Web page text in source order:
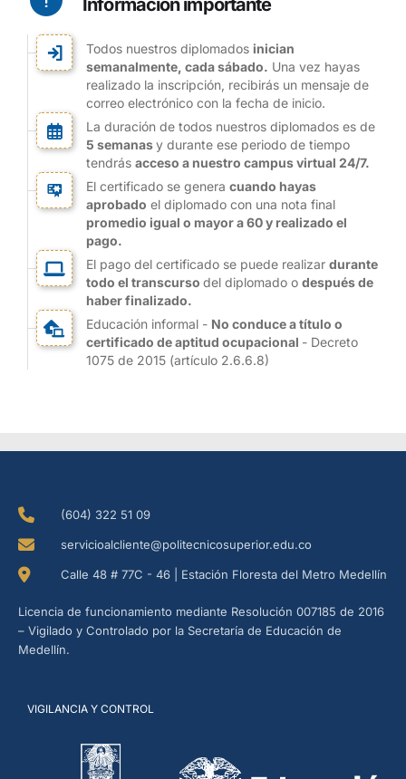
Información importante
Todos nuestros diplomados inician
semanalmente, cada sábado. Una vez hayas
realizado la inscripción, recibirás un mensaje de
correo electrónico con la fecha de inicio.
La duración de todos nuestros diplomados es de
5 semanasy durante ese periodo de tiempo
tendrás acceso a nuestro campus virtual 24/7.
El certificado se genera cuando hayas
aprobado el diplomado con una nota final
promedio igual o mayor a 60 y realizado el
pago.
El pago del certificado se puede realizar durante
todo el transcurso del diplomado o después de
haber finalizado.
Educación informal - No conduce a título o
certificado de aptitud ocupacional - Decreto
1075 de 2015 (artículo 2.6.6.8)
(604) 322 51 09
servicioalcliente@politecnicosuperior.edu.co
Calle 48 # 77C - 46 | Estación Floresta del Metro Medellín
Licencia de funcionamiento mediante Resolución 007185 de 2016
– Vigilado y Controlado por la Secretaría de Educación de
Medellín.
VIGILANCIA Y CONTROL